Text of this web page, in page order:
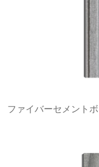
ファイバーセメント